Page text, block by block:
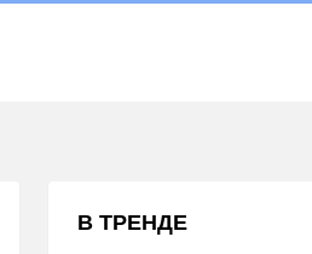
В ТРЕНДЕ